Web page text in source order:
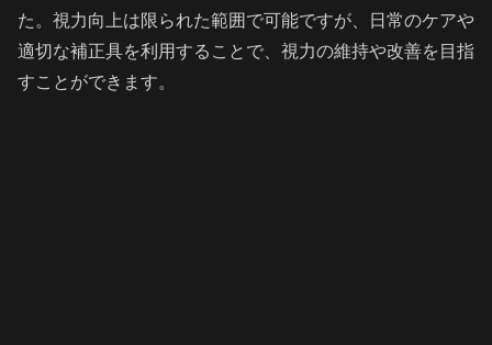
た。視力向上は限られた範囲で可能ですが、日常のケアや
適切な補正具を利用することで、視力の維持や改善を目指
すことができます。